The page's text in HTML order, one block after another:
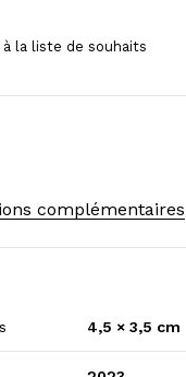
complémentaires
4,5 × 3,5 cm